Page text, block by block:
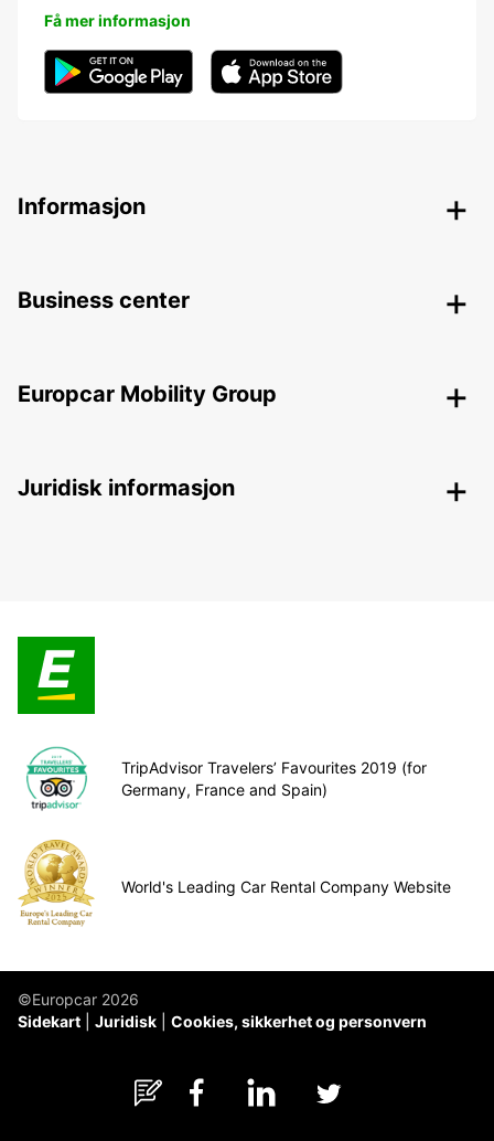
Få mer informasjon
Informasjon
Business center
Europcar Mobility Group
Juridisk informasjon
TripAdvisor Travelers’ Favourites 2019 (for
Germany, France and Spain)
World's Leading Car Rental Company Website
©Europcar 2026
Sidekart
Juridisk Cookies, sikkerhet og personvern